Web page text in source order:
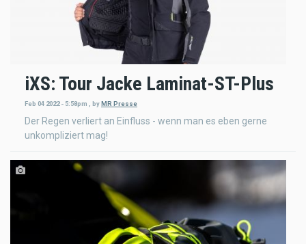
iXS: Tour Jacke Laminat-ST-Plus
Feb 04 2022 - 5:58pm , byMR Presse
Der Regen verliert an Einfluss - wenn man es eben gerne
unkompliziert mag!